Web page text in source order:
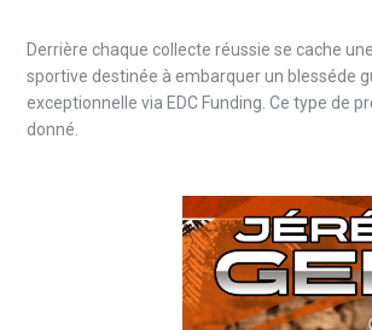
Derrière chaque collecte réussie se cache
sportive destinée à embarquer un blesséde
exceptionnelle via EDC Funding. Ce type de
donné.